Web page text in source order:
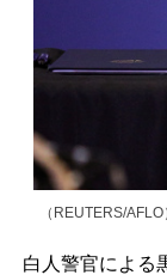
（REUTERS/AFLO
白人警官による